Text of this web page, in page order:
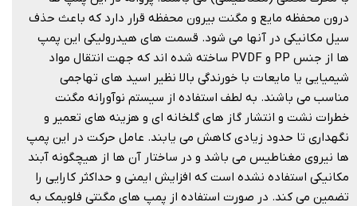
درون محفظه مایع و مگنت بیرون محفظه قرار دارد که باعث حذف
سیل مکانیکی در آنها می شود. قسمت های هیدرولیکی این پمپ
ها از جنس PP و PVDF ساخته شده اند که جهت انتقال مواد
شیمیایی یا مایعات با خورندگی بالا نظیر اسید های تهاجمی
مناسب می باشند. به لطف استفاده از سیستم نوآورانه مگنت
خطرات نشت و انتشار گاز های گلخانه ای و هزینه های تعمیر و
نگهداری تا حدود زیادی کاهش می یابند. عامل حرکت در این پمپ
ها نیروی مغناطیس می باشد و در ساختار آن ها از هیچگونه آبند
مکانیکی استفاده نشده است که افزایش ایمنی و حداکثر کارایی را
تضمین می کند. در صورت استفاده از پمپ های مگنتی فلویمک به